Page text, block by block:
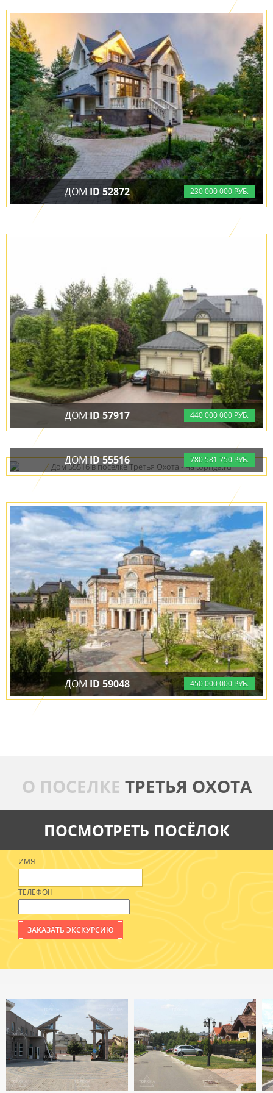
230000000 РУБ.
ДОМ ID 52872
440000000 РУБ.
ДОМID 57917
780 581 750 РУБ.
ДОМID 55516
450000000 РУБ.
ДОМ ID 59048
О ПОСЕЛКЕ ТРЕТЬЯ ОХОТА
ПОСМОТРЕТЬ ПОСЁЛОК
ИМЯ
ТЕЛЕФОН
ЗАКАЗАТЬ ЭКСКУРСИЮ